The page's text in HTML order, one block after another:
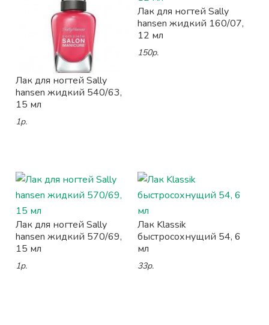
Лак для ногтей Sally
hansen жидкий 540/63,
15 мл
1р.
Лак для ногтей Sally
hansen жидкий 160/07,
12 мл
150р.
Лак для ногтей Sally
hansen жидкий 570/69,
15 мл
1р.
Лак Klassik
быстросохнущий 54, 6
мл
33р.